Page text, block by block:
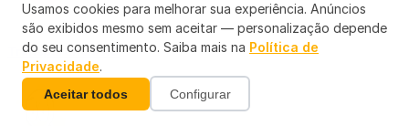
Transparência RO
Usamos cookies para melhorar sua experiência. Anúncios
são exibidos mesmo sem aceitar — personalização depende
do seu consentimento. Saiba mais na Política de
Privacidade.
Aceitar todos Configurar